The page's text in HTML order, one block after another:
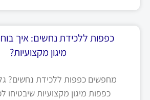
כפפות ללכידת נחשים: איך
מיגון מקצועיות?
מחפשים כפפות ללכידת נחשים?
כפפות מיגון מקצועיות שיבטיחו